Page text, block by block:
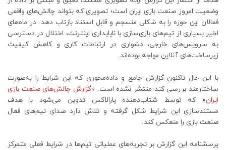
وضعیت امروز صنعت بازی ایران است؛ تصویری که بتواند چالش‌های واقعی
فعالان این حوزه را به شکلی منسجم و قابل استناد بازتاب دهد. در ماه‌های
اخیر بسیاری از تیم‌های بازی‌سازی با ناپایداری اینترنت، اختلال در دسترسی
به سرویس‌های خارجی، دشواری در ارتباطات کاری و کاهش کیفیت
زیرساخت‌های آنلاین مواجه بوده‌اند.
با این حال تاکنون گزارش جامع و داده‌محوری که این شرایط را به‌صورت
ساختارمند بررسی کند منتشر نشده است. «گزارش چالش‌های صنعت بازی
ایران» که توسط شتاب‌دهنده پارالاکس تدوین می‌شود با هدف
مستندسازی این شرایط شکل گرفته و تلاش دارد صدای تیم‌های فعال
صنعت بازی را منعکس کند.
پرسشنامه این گزارش بر تجربه‌های عملیاتی تیم‌ها در شرایط فعلی متمرکز